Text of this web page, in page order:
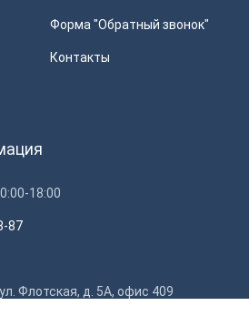
Форма "Обратный звонок"
Контакты
18:00
87
Флотская, д. 5А, офис 409